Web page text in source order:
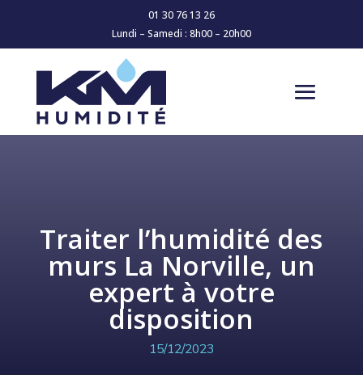
01 30 76 13 26
Lundi – Samedi : 8h00 – 20h00
Traiter l’humidité des
murs La Norville, un
expert à votre
disposition
15/12/2023